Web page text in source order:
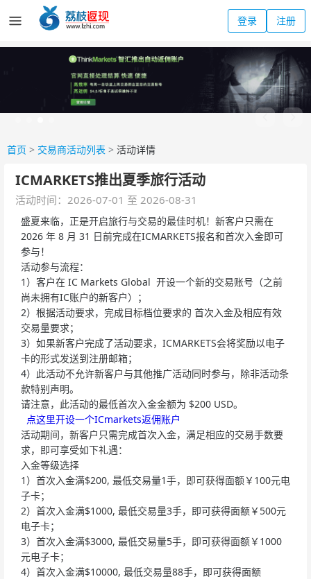
登录 注册
首页 > 交易商活动列表 > 活动详情
ICMARKETS推出夏季旅行活动
活动时间：2026-07-01 至 2026-08-31
盛夏来临，正是开启旅行与交易的最佳时机！新客户只需在
2026 年 8 月 31 日前完成在ICMARKETS报名和首次入金即可
参与！
活动参与流程：
1）客户在 IC Markets Global 开设一个新的交易账号（之前
尚未拥有IC账户的新客户）；
2）根据活动要求，完成目标档位要求的 首次入金及相应有效
交易量要求；
3）如果新客户完成了活动要求，ICMARKETS会将奖励以电子
卡的形式发送到注册邮箱；
4）此活动不允许新客户与其他推广活动同时参与，除非活动条
款特别声明。
请注意，此活动的最低首次入金金额为 $200 USD。
点这里开设一个ICmarkets返佣账户
活动期间，新客户只需完成首次入金，满足相应的交易手数要
求，即可享受如下礼遇：
入金等级选择
1）首次入金满$200, 最低交易量1手，即可获得面额￥100元电
子卡；
2）首次入金满$1000, 最低交易量3手，即可获得面额￥500元
电子卡；
3）首次入金满$3000, 最低交易量5手，即可获得面额￥1000
元电子卡；
4）首次入金满$10000, 最低交易量88手，即可获得面额